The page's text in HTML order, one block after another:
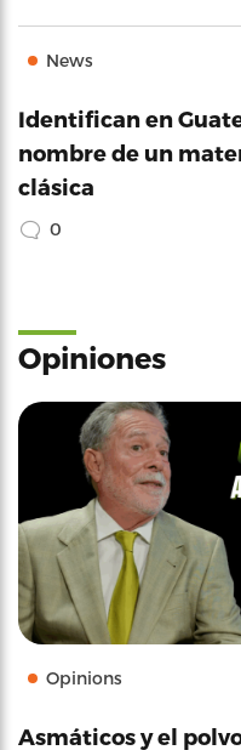
News
Identifican en
nombre de un
clásica
0
Opiniones
Opinions
Asmáticos y el